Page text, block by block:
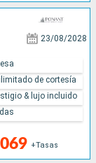
23/08/2028
+Tasas
de cortesía
& lujo incluido